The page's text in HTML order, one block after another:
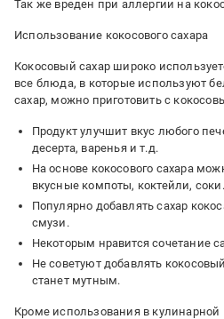
Так же вреден при аллергии на
Использование кокосового сахара
Кокосовый сахар широко
все блюда, в которые используют
сахар, можно приготовить с
Продукт улучшит вкус любого
десерта, варенья и т.д.
На основе кокосового сахара
вкусные компоты, коктейли, соки.
Популярно добавлять сахар
смузи.
Некоторым нравится сочетание
Не советуют добавлять
станет мутным.
Кроме использования в